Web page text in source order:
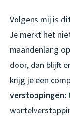
Volgens mij is
Je merkt het
maandenlang
door, dan blijft
krijg je een
verstoppingen: